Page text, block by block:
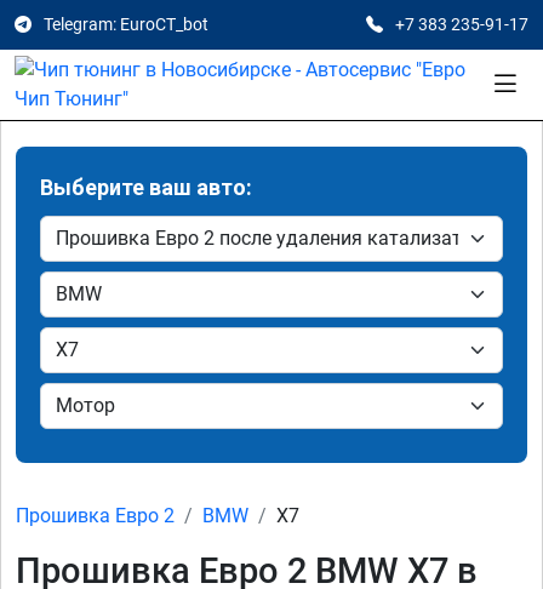
Telegram: EuroCT_bot +7 383 235-91-17
Выберите ваш авто:
Прошивка Евро 2 BMW X7
Прошивка Евро 2 BMW X7 в